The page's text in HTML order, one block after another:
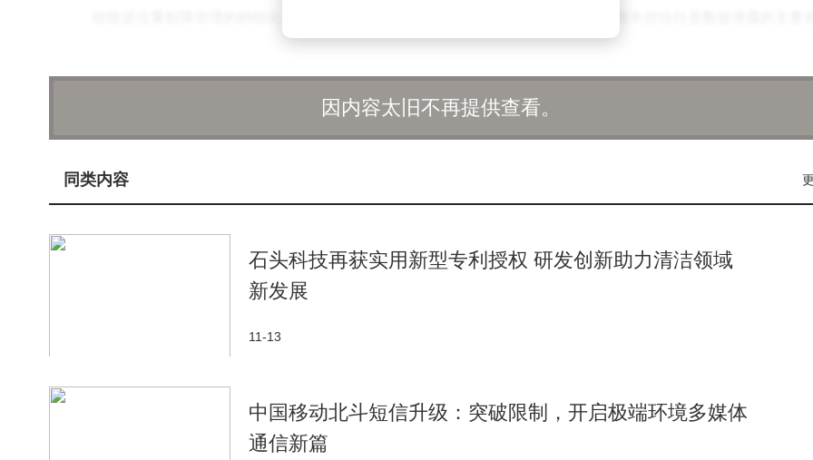
如，可以禁止员工转发、下载或导出企业记录，限制他们访问企业云盘文件或截屏录屏敏感页面等。同时，吱吱还与
HR系统深度集成，当员工离职时，系统会自动标记其离职状态并冻结其权限，确保离职员工无法继续访问企业数据。
间，文件的上传、下载、转发路径，以及群组的创建、解散、成员变更等。这些记录包含了操作人的账号、设备信息
地址和操作时间等详细信息，支持企业管理合规查看与长期存储。在紧急情况下，企业可以自由调取完整的数据操作
报告，为应对数据安全事件提供有力证据。
从私有化部署到全链路加密，再到权限管理的精细化与合规审计的完善，吱吱企业即时通讯平台所构建的安全体
能够感知风险、主动防御、并提供可靠证明的安全生态。而吱吱，正逐步成为这个生态中的重要一环，为企业的数据
因内容太旧不再提供查看。
同类内容
石头科技再获实用新型专利授权 研发创新助力清洁领域
新发展
11-13
中国移动北斗短信升级：突破限制，开启极端环境多媒体
通信新篇